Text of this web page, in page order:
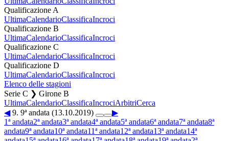
Qualificazione A
UltimaCalendarioClassificaIncroci
Qualificazione B
UltimaCalendarioClassificaIncroci
Qualificazione C
UltimaCalendarioClassificaIncroci
Qualificazione D
UltimaCalendarioClassificaIncroci
Elenco delle stagioni
Serie C ❯ Girone B
UltimaCalendarioClassificaIncrociArbitriCerca
◀9. 9ª andata (13.10.2019)
▶
1ª andata2ª andata3ª andata4ª andata5ª andata6ª andata7ª andata8ª
andata9ª andata10ª andata11ª andata12ª andata13ª andata14ª